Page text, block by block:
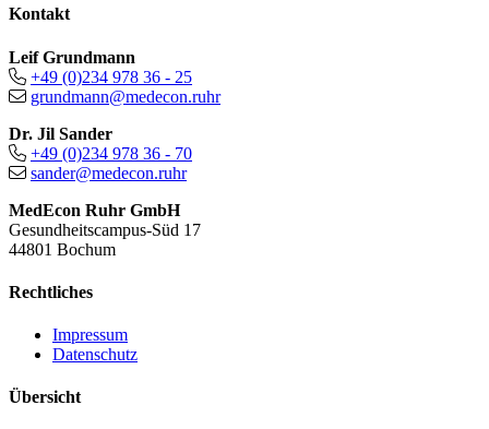
Kontakt
Leif Grundmann
+49 (0)234 978 36 - 25
grundmann@medecon.ruhr
Dr. Jil Sander
+49 (0)234 978 36 - 70
sander@medecon.ruhr
MedEcon Ruhr GmbH
Gesundheitscampus-Süd 17
44801 Bochum
Rechtliches
Impressum
Datenschutz
Übersicht